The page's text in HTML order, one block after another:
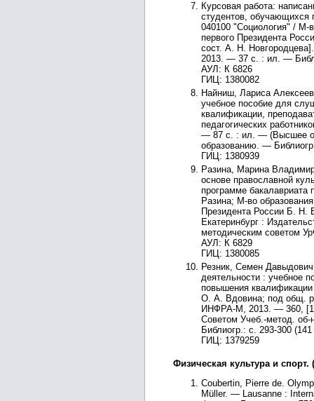
Курсовая работа:
студентов, обучающихся
040100 "Социология" / М-
первого Президента
сост. А. Н.
2013. — 37 с. : ил. —
АУЛ: К 6826
ГИЦ: 1380082
Найниш, Лариса
учебное пособие для
квалификации,
педагогических
— 87 с. : ил. — (Высшее
образованию. —
ГИЦ: 1380939
Разина, Марина
основе православной
программе
Разина; М-во
Президента России Б. Н.
Екатеринбург :
методическим советом
АУЛ: К 6829
ГИЦ: 1380085
Резник, Семен
деятельности : учебное
повышения
О. А. Вдовина; под общ.
ИНФРА-М, 2013. — 360,
Советом Учеб.-метод.
Библиогр.: с. 293-300
ГИЦ: 1379259
Физическая культура и спорт.
Coubertin, Pierre de.
Müller. — Lausanne :